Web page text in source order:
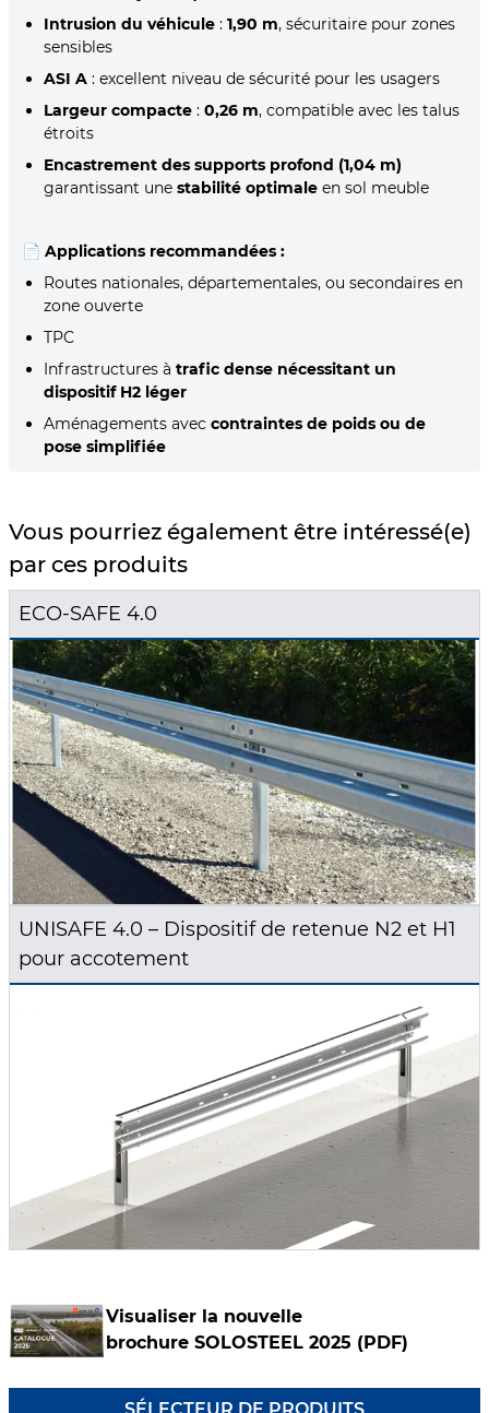
Intrusion du véhicule : 1,90 m, sécuritaire pour zones
sensibles
ASI A : excellent niveau de sécurité pour les usagers
Largeur compacte : 0,26 m, compatible avec les talus
étroits
Encastrement des supports profond (1,04 m)
garantissant une stabilité optimale en sol meuble
📄 Applications recommandées :
Routes nationales, départementales, ou secondaires en
zone ouverte
TPC
Infrastructures à trafic dense nécessitant un
dispositif H2 léger
Aménagements avec contraintes de poids ou de
pose simplifiée
Vous pourriez également être intéressé(e)
par ces produits
ECO-SAFE 4.0
UNISAFE 4.0 – Dispositif de retenue N2 et H1
pour accotement
Visualiser la nouvelle
brochure SOLOSTEEL 2025 (PDF)